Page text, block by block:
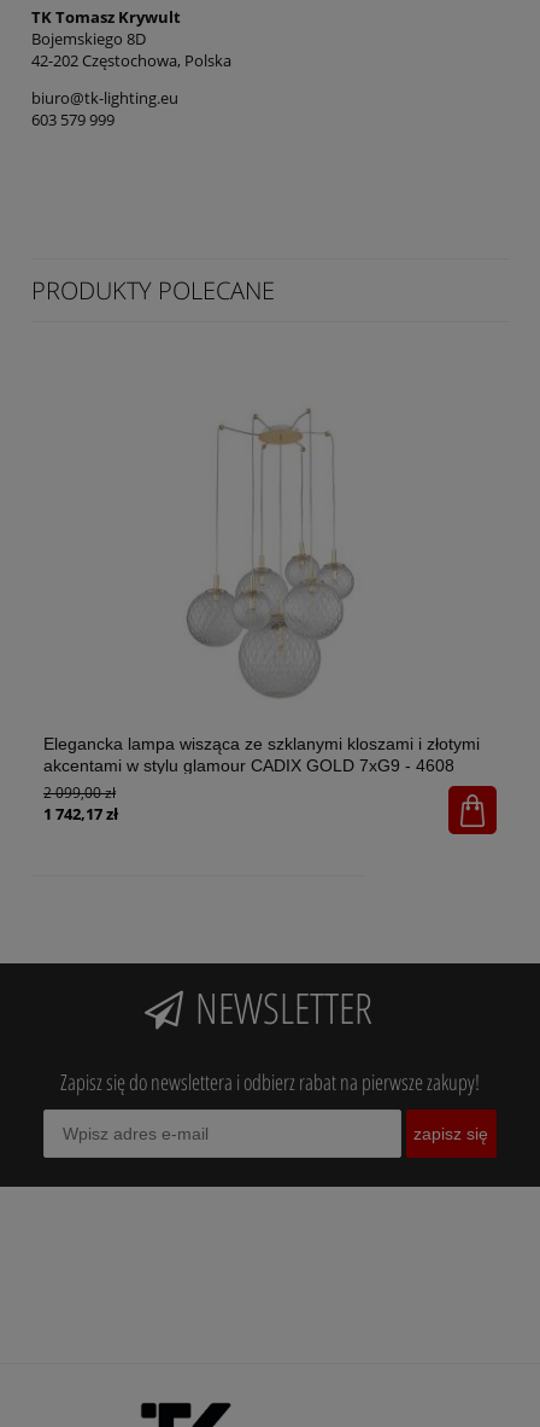
TK Tomasz Krywult
Bojemskiego 8D
42-202 Częstochowa, Polska
biuro@tk-lighting.eu
603 579 999
PRODUKTY POLECANE
Elegancka lampa wisząca ze szklanymi kloszami i złotymi
akcentami w stylu glamour CADIX GOLD 7xG9 - 4608
2 099,00 zł
1 742,17 zł
NEWSLETTER
Zapisz się do newslettera i odbierz rabat na pierwsze zakupy!
zapisz się